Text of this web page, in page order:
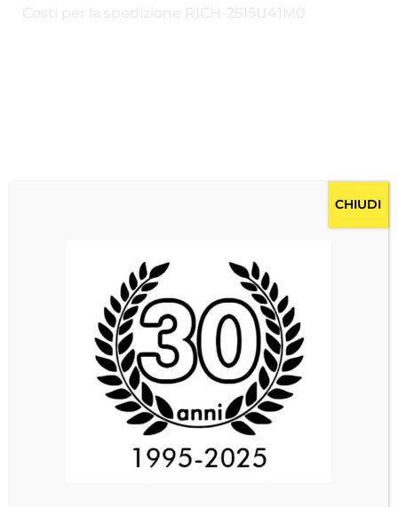
Costi per la spedizione RICH-2515U41M0
CHIUDI